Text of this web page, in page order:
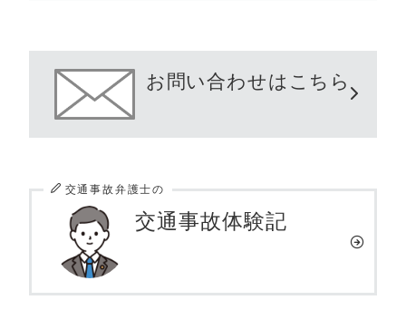
お問い合わせはこちら
交通事故弁護士の
交通事故体験記